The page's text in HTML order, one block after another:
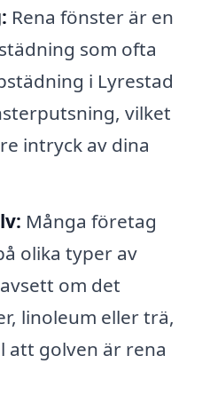
Rena fönster är en
som ofta
i Lyrestad
vilket
intryck av dina
Många företag
olika typer av
om det
linoleum eller trä,
att golven är rena